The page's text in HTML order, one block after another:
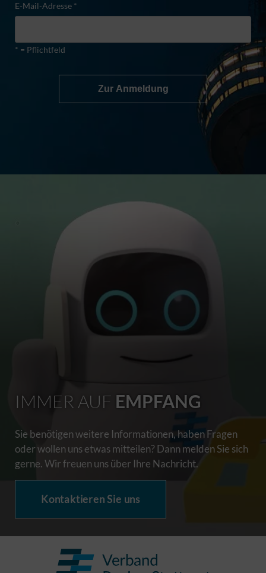
E-Mail-Adresse *
* = Pflichtfeld
Zur Anmeldung
IMMER AUF EMPFANG
Sie benötigen weitere Informationen, haben Fragen
oder wollen uns etwas mitteilen? Dann melden Sie sich
gerne. Wir freuen uns über Ihre Nachricht.
Kontaktieren Sie uns